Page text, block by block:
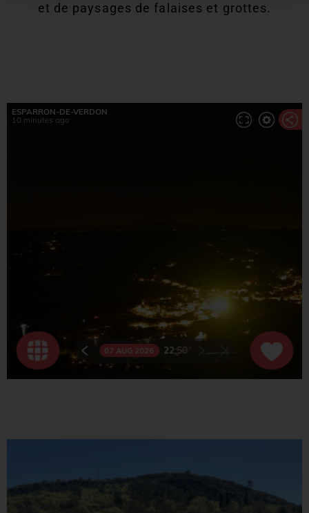
et de paysages de falaises et grottes.